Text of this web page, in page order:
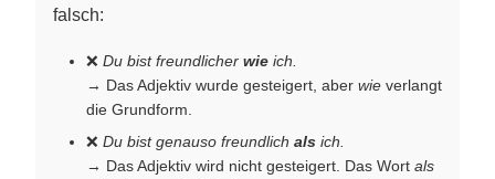
falsch:
❌ Du bist freundlicher wie ich.
→ Das Adjektiv wurde gesteigert, aber wie verlangt
die Grundform.
❌ Du bist genauso freundlich als ich.
→ Das Adjektiv wird nicht gesteigert. Das Wort als